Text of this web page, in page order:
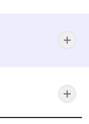
최신동
더보기